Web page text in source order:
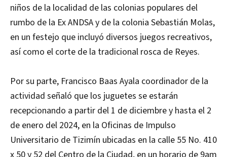
niños de la localidad de las colonias populares del
rumbo de la Ex ANDSA y de la colonia Sebastián Molas,
en un festejo que incluyó diversos juegos recreativos,
así como el corte de la tradicional rosca de Reyes.
Por su parte, Francisco Baas Ayala coordinador de la
actividad señaló que los juguetes se estarán
recepcionando a partir del 1 de diciembre y hasta el 2
de enero del 2024, en la Oficinas de Impulso
Universitario de Tizimín ubicadas en la calle 55 No. 410